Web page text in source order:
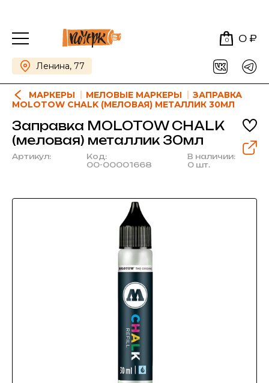
0 0 ₽
Ленина, 77
МАРКЕРЫ МЕЛОВЫЕ МАРКЕРЫ
ЗАПРАВКА
MOLOTOW CHALK (МЕЛОВАЯ) МЕТАЛЛИК 30МЛ
Заправка MOLOTOW CHALK
(меловая) металлик 30мл
Артикул:
Код:
00-00001668
В наличии:
0 шт.